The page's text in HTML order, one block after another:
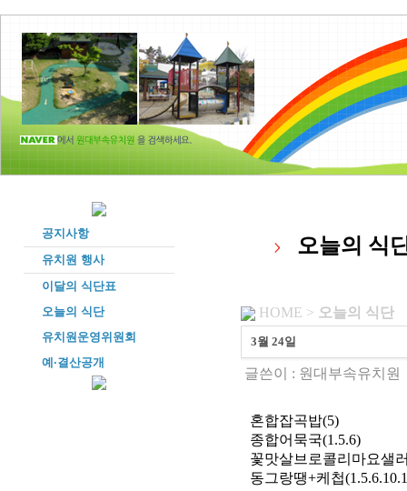
공지사항
유치원 행사
이달의 식단표
오늘의 식단
유치원운영위원회
예·결산공개
오늘의 식
HOME > 오늘의 식단
3월 24일
글쓴이 : 원대부속유치원
혼합잡곡밥(5)
종합어묵국(1.5.6)
꽃맛살브로콜리마요샐
동그랑땡+케첩